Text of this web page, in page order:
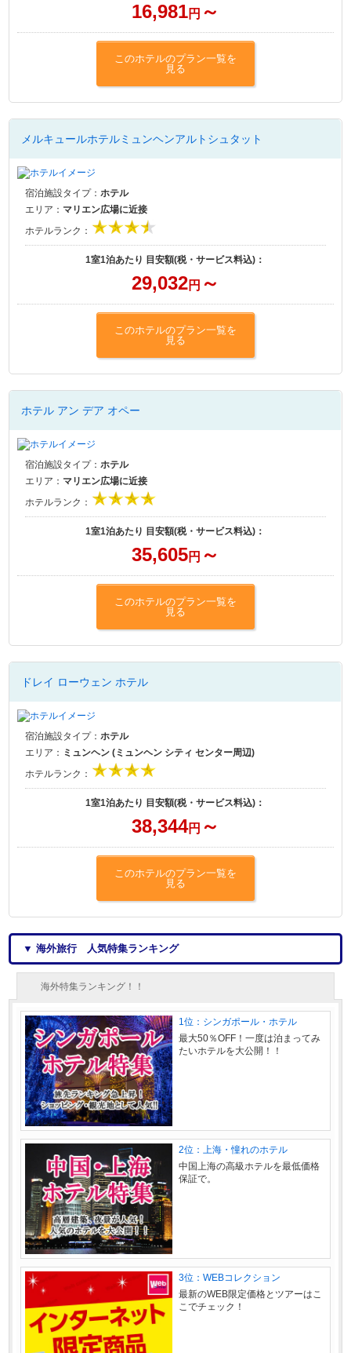
16,981円 ～
このホテルのプラン一覧を
見る
メルキュールホテルミュンヘンアルトシュタット
宿泊施設タイプ：ホテル
エリア： マリエン広場に近接
ホテルランク：
1室1泊あたり 目安額(税・サービス料込)：
29,032円 ～
このホテルのプラン一覧を
見る
ホテル アン デア オペー
宿泊施設タイプ：ホテル
エリア： マリエン広場に近接
ホテルランク：
1室1泊あたり 目安額(税・サービス料込)：
35,605円 ～
このホテルのプラン一覧を
見る
ドレイ ローウェン ホテル
宿泊施設タイプ：ホテル
エリア： ミュンヘン (ミュンヘン シティ センター周辺)
ホテルランク：
1室1泊あたり 目安額(税・サービス料込)：
38,344円 ～
このホテルのプラン一覧を
見る
▼ 海外旅行 人気特集ランキング
海外特集ランキング！！
1位：シンガポール・ホテル
最大50％OFF！一度は泊まってみ
たいホテルを大公開！！
2位：上海・憧れのホテル
中国上海の高級ホテルを最低価格
保証で。
3位：WEBコレクション
最新のWEB限定価格とツアーはこ
こでチェック！